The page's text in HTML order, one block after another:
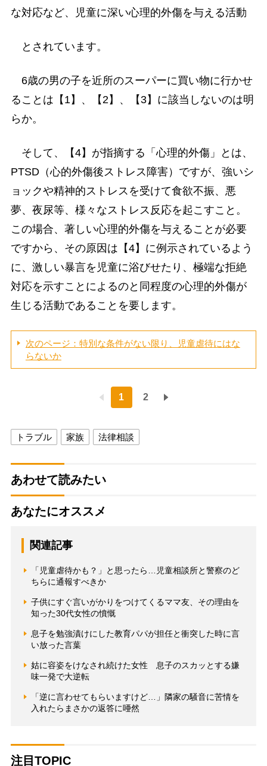
な対応など、児童に深い心理的外傷を与える活動
とされています。
6歳の男の子を近所のスーパーに買い物に行かせ
ることは【1】、【2】、【3】に該当しないのは明
らか。
そして、【4】が指摘する「心理的外傷」とは、
PTSD（心的外傷後ストレス障害）ですが、強いシ
ョックや精神的ストレスを受けて食欲不振、悪
夢、夜尿等、様々なストレス反応を起こすこと。
この場合、著しい心理的外傷を与えることが必要
ですから、その原因は【4】に例示されているよう
に、激しい暴言を児童に浴びせたり、極端な拒絶
対応を示すことによるのと同程度の心理的外傷が
生じる活動であることを要します。
次のページ：特別な条件がない限り、児童虐待にはな
らないか
1 2
トラブル 家族 法律相談
あわせて読みたい
あなたにオススメ
関連記事
「児童虐待かも？」と思ったら…児童相談所と警察のど
ちらに通報すべきか
子供にすぐ言いがかりをつけてくるママ友、その理由を
知った30代女性の憤慨
息子を勉強漬けにした教育パパが担任と衝突した時に言
い放った言葉
姑に容姿をけなされ続けた女性 息子のスカッとする嫌
味一発で大逆転
「逆に言わせてもらいますけど…」隣家の騒音に苦情を
入れたらまさかの返答に唖然
注目TOPIC